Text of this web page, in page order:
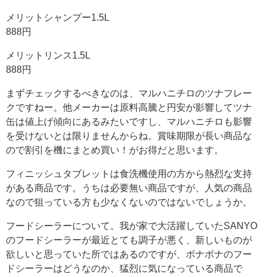
メリットシャンプー1.5L
888円
メリットリンス1.5L
888円
まずチェックするべきなのは、マルハニチロのツナフレー
クですねー。他メーカーは原料高騰と円安が影響してツナ
缶は値上げ傾向にあるみたいですし、マルハニチロも影響
を受けないとは限りませんからね。賞味期限が長い商品な
ので割引を機にまとめ買い！がお得だと思います。
フィニッシュタブレットは食洗機使用の方から熱烈な支持
がある商品です。うちは必要無い商品ですが、人気の商品
なので狙っている方も少なくないのではないでしょうか。
フードシーラーについて。我が家で大活躍していたSANYO
のフードシーラーが最近とても調子が悪く、新しいものが
欲しいと思っていた所ではあるのですが、ボナボナのフー
ドシーラーはどうなのか、猛烈に気になっている商品で